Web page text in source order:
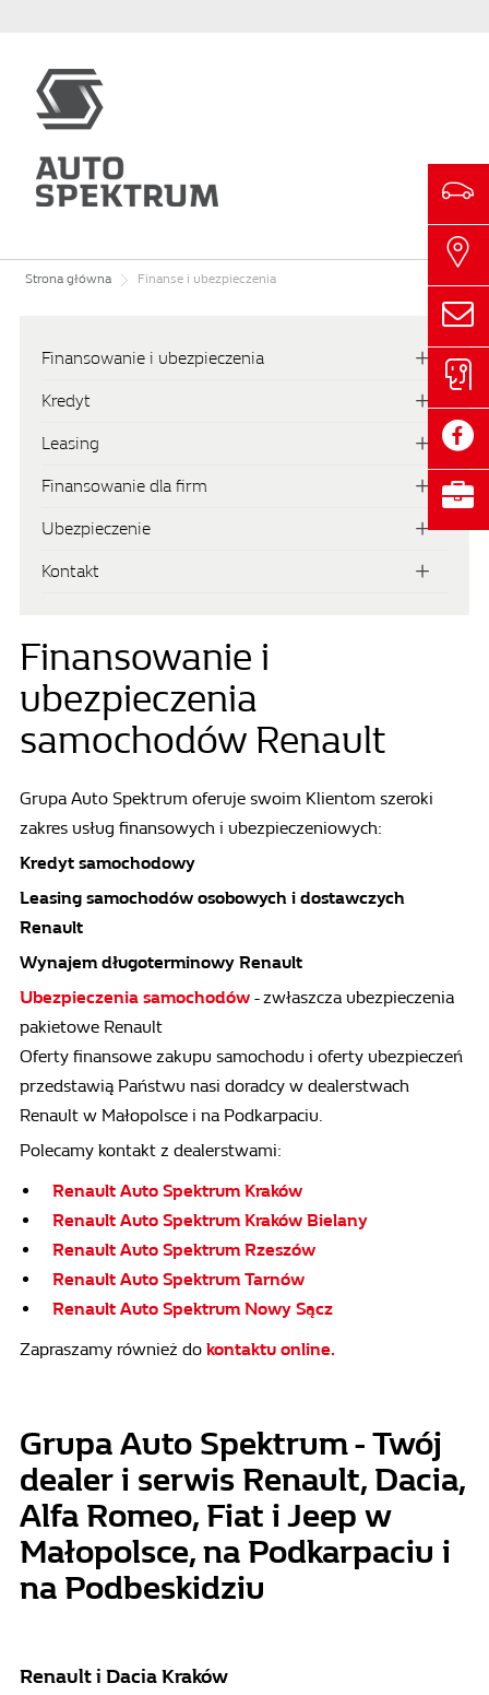
Strona główna Finanse i ubezpieczenia
Finansowanie i ubezpieczenia
Kredyt
Leasing
Finansowanie dla firm
Ubezpieczenie
Kontakt
Finansowanie i
ubezpieczenia
samochodów Renault
Grupa Auto Spektrum oferuje swoim Klientom szeroki
zakres usług finansowych i ubezpieczeniowych:
Kredyt samochodowy
Leasing samochodów osobowych i dostawczych
Renault
Wynajem długoterminowy Renault
Ubezpieczenia samochodów - zwłaszcza ubezpieczenia
pakietowe Renault
Oferty finansowe zakupu samochodu i oferty ubezpieczeń
przedstawią Państwu nasi doradcy w dealerstwach
Renault w Małopolsce i na Podkarpaciu.
Polecamy kontakt z dealerstwami:
Renault Auto Spektrum Kraków
Renault Auto Spektrum Kraków Bielany
Renault Auto Spektrum Rzeszów
Renault Auto Spektrum Tarnów
Renault Auto Spektrum Nowy Sącz
Zapraszamy również do kontaktu online.
Grupa Auto Spektrum - Twój
dealer i serwis Renault, Dacia,
Alfa Romeo, Fiat i Jeep w
Małopolsce, na Podkarpaciu i
na Podbeskidziu
Renault i Dacia Kraków